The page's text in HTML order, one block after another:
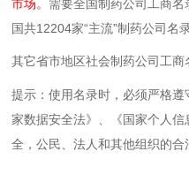
市场。 需要全国制药公司工商
国共12204家“主流”制药公司名录
其它省市地区社会制药公司工商
提示：使用名录时，必须严格
家数据安全法》、《国家个人
全，公民、法人和其他组织的合